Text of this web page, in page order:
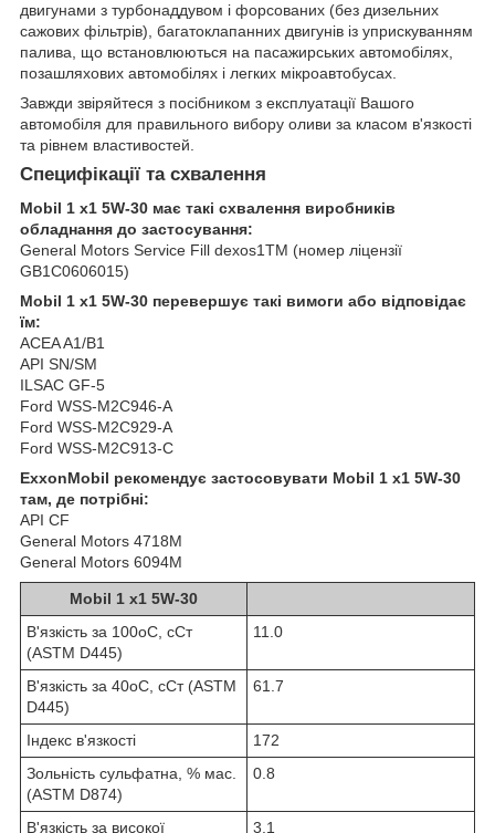
двигунами з турбонаддувом і форсованих (без дизельних
сажових фільтрів), багатоклапанних двигунів із уприскуванням
палива, що встановлюються на пасажирських автомобілях,
позашляхових автомобілях і легких мікроавтобусах.
Завжди звіряйтеся з посібником з експлуатації Вашого
автомобіля для правильного вибору оливи за класом в'язкості
та рівнем властивостей.
Специфікації та схвалення
Mobil 1 x1 5W-30 має такі схвалення виробників
обладнання до застосування:
General Motors Service Fill dexos1TM (номер ліцензії
GB1C0606015)
Mobil 1 x1 5W-30 перевершує такі вимоги або відповідає
їм:
ACEA A1/B1
API SN/SM
ILSAC GF-5
Ford WSS-M2C946-A
Ford WSS-M2C929-A
Ford WSS-M2C913-C
ExxonMobil рекомендує застосовувати Mobil 1 x1 5W-30
там, де потрібні:
API CF
General Motors 4718M
General Motors 6094M
Mobil 1 x1 5W-30
В'язкість за 100oC, сСт
(ASTM D445)
11.0
В'язкість за 40oC, сСт (ASTM
D445)
61.7
Індекс в'язкості
172
Зольність сульфатна, % мас.
(ASTM D874)
0.8
В'язкість за високої 3.1